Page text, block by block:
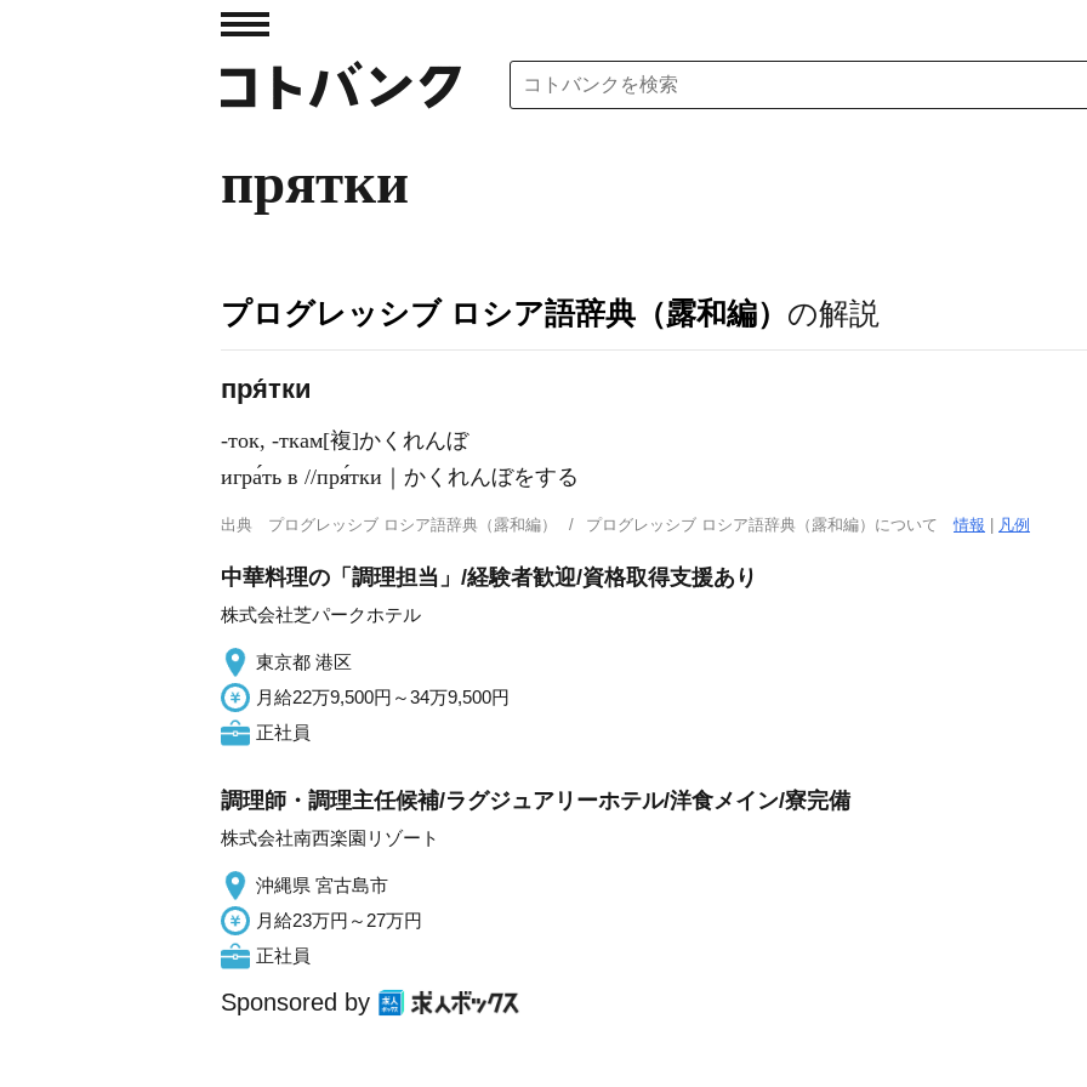
прятки
プログレッシブ ロシア語辞典（露和編） の解説
пря́тки
-ток, -ткам[複]かくれんぼ
игра́ть в //пря́тки｜かくれんぼをする
出典 プログレッシブ ロシア語辞典（露和編） プログレッシブ ロシア語辞典（露和編）について情報 凡例
中華料理の「調理担当」/経験者歓迎/資格取得支援あり
株式会社芝パークホテル
東京都 港区
月給22万9,500円～34万9,500円
正社員
調理師・調理主任候補/ラグジュアリーホテル/洋食メイン/寮完備
株式会社南西楽園リゾート
沖縄県 宮古島市
月給23万円～27万円
正社員
Sponsored by